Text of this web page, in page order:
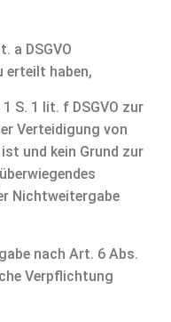
a DSGVO
erteilt haben,
S. 1 lit. f DSGVO zur
Verteidigung von
und kein Grund zur
Nichtweitergabe
nach Art. 6 Abs.
Verpflichtung